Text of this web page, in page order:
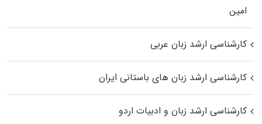
اﻣﻴﻦ
کارشناسی ارشد زبان عربی
کارشناسی ارشد زبان‌ های باستانی ایران
کارشناسی ارشد زبان و ادبیات اردو